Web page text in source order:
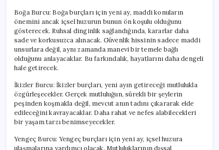
Boğa Burcu: Boğa burçları için yeni ay, maddi konuların
önemini ancak içsel huzurun bunun ön koşulu olduğunu
gösterecek. Ruhsal dinginlik sağlandığında, kararlar daha
sade ve korkusuzca alınacak. Güvenlik hissinin sadece maddi
unsurlara değil, aynı zamanda manevi bir temele bağlı
olduğunu anlayacaklar. Bu farkındalık, hayatlarını daha dengeli
hale getirecek.
İkizler Burcu: İkizler burçları, yeni ayın getireceği mutlulukla
özgürleşecekler. Gerçek mutluluğun, sürekli bir şeylerin
peşinden koşmakla değil, mevcut anın tadını çıkararak elde
edileceğini kavrayacaklar. Daha rahat ve nefes alabilecekleri
bir yaşam tarzı benimseyecekler.
Yengeç Burcu: Yengeç burçları için yeni ay, içsel huzura
ulaşmalarına yardımcı olacak. Mutluluklarının dışsal